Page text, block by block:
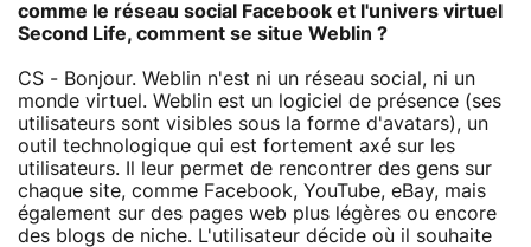
comme le réseau social Facebook et l'univers virtuel
Second Life, comment se situe Weblin ?
CS - Bonjour. Weblin n'est ni un réseau social, ni un
monde virtuel. Weblin est un logiciel de présence (ses
utilisateurs sont visibles sous la forme d'avatars), un
outil technologique qui est fortement axé sur les
utilisateurs. Il leur permet de rencontrer des gens sur
chaque site, comme Facebook, YouTube, eBay, mais
également sur des pages web plus légères ou encore
des blogs de niche. L'utilisateur décide où il souhaite